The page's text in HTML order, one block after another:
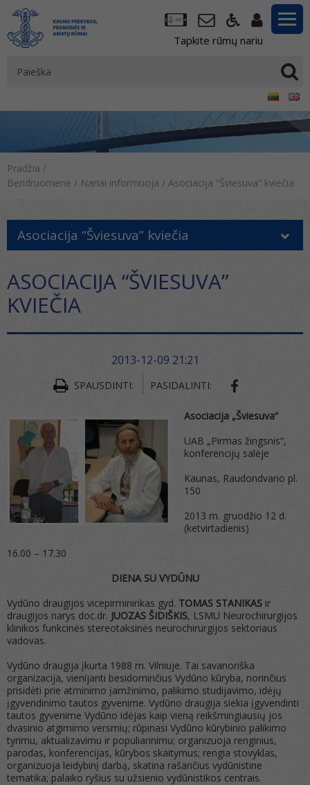
Tapkite rūmų nariu
Pradžia /
Bendruomenė / Nariai informuoja / Asociacija “Šviesuva” kviečia
Asociacija “Šviesuva” kviečia
ASOCIACIJA “ŠVIESUVA”
KVIEČIA
2013-12-09 21:21
SPAUSDINTI: PASIDALINTI:
Asociacija „Šviesuva“
UAB „Pirmas žingsnis“,
konferencijų salėje
Kaunas, Raudondvario pl.
150
2013 m. gruodžio 12 d.
(ketvirtadienis)
16.00 – 17.30
DIENA SU VYDŪNU
Vydūno draugijos vicepirmininkas gyd. TOMAS STANIKAS ir
draugijos narys doc.dr. JUOZAS ŠIDIŠKIS, LSMU Neurochirurgijos
klinikos funkcinės stereotaksinės neurochirurgijos sektoriaus
vadovas.
Vydūno draugija įkurta 1988 m. Vilniuje. Tai savanoriška
organizacija, vienijanti besidominčius Vydūno kūryba, norinčius
prisidėti prie atminimo įamžinimo, palikimo studijavimo, idėjų
įgyvendinimo tautos gyvenime. Vydūno draugija siekia įgyvendinti
tautos gyvenime Vydūno idėjas kaip vieną reikšmingiausių jos
dvasinio atgimimo versmių; rūpinasi Vydūno kūrybinio palikimo
tyrimu, aktualizavimu ir populiarinimu; organizuoja renginius,
parodas, konferencijas, kūrybos skaitymus; rengia stovyklas,
organizuoja leidybinį darbą, skatina rašančius vydūnistine
tematika; palaiko ryšius su užsienio vydūnistikos centrais.